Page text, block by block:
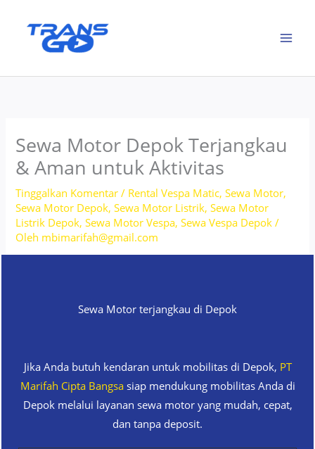
Sewa Motor Depok Terjangkau
& Aman untuk Aktivitas
Tinggalkan Komentar / Rental Vespa Matic,Sewa Motor,
Sewa Motor Depok,Sewa Motor Listrik,Sewa Motor
Listrik Depok,Sewa Motor Vespa,Sewa Vespa Depok /
Oleh mbimarifah@gmail.com
Sewa Motor terjangkau di Depok
Jika Anda butuh kendaran untuk mobilitas di Depok, PT
Marifah Cipta Bangsasiap mendukung mobilitas Anda di
Depok melalui layanan sewa motor yang mudah, cepat,
dan tanpa deposit.